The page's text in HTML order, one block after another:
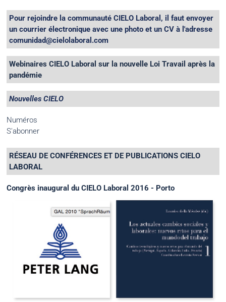
Pour rejoindre la communauté CIELO Laboral, il faut envoyer
un courrier électronique avec une photo et un CV à l'adresse
comunidad@cielolaboral.com
Webinaires CIELO Laboral sur la nouvelle Loi Travail après la
pandémie
Nouvelles CIELO
Numéros
S'abonner
RÉSEAU DE CONFÉRENCES ET DE PUBLICATIONS CIELO
LABORAL
Congrès inaugural du CIELO Laboral 2016 - Porto